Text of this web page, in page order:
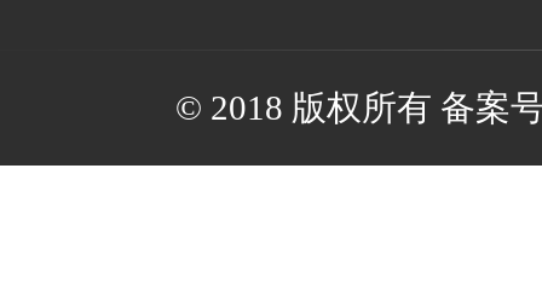
© 2018 版权所有 备案